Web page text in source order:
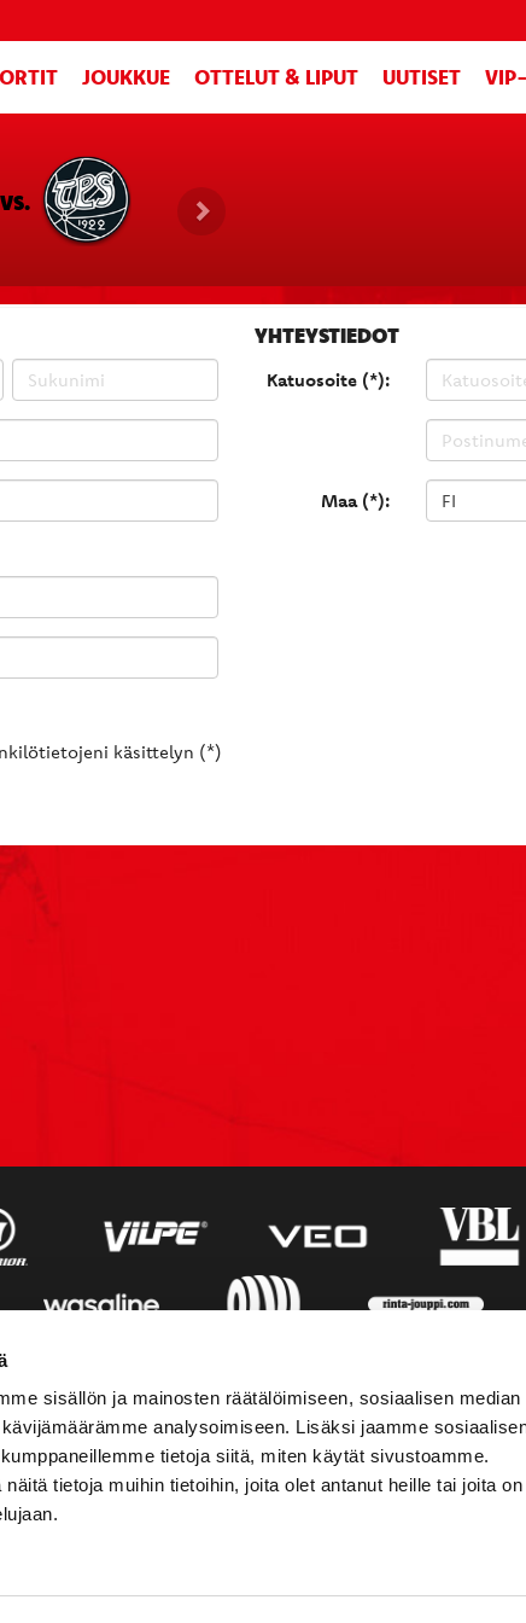
sisällön ja mainosten räätälöimiseen, sosiaalisen median
analysoimiseen. Lisäksi jaamme
tietoja siitä, miten käytät sivustoamme.
tietoja muihin tietoihin, joita olet antanut heille tai joita
JOUKKUE OTTELUT & LIPUT UUTISET
VS.
YHTEYSTIEDOT
Katuosoite (*):
Maa (*):
käsittelyn (*)
SOSIAALINEN MEDIA